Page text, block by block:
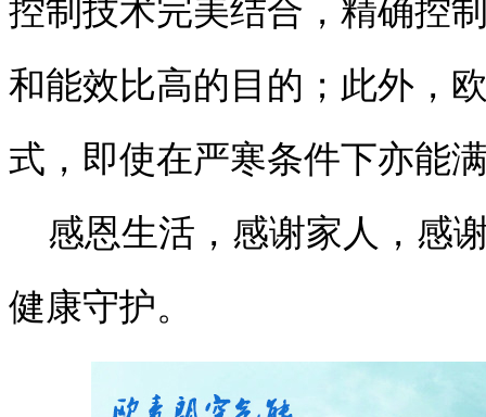
控制技术完美结合，精确控
和能效比高的目的；此外，
式，即使在严寒条件下亦能
感恩生活，感谢家人，感
健康守护。